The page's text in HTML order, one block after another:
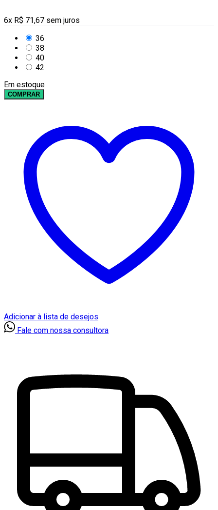
6x R$ 71,67 sem juros
36
38
40
42
Em estoque
COMPRAR
Adicionar à lista de desejos
Fale com nossa consultora